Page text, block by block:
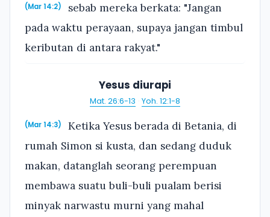
(Mar 14:2)
sebab mereka berkata: "Jangan
pada waktu perayaan, supaya jangan timbul
keributan di antara rakyat."
Yesus diurapi
Mat. 26:6-13 · Yoh. 12:1-8
(Mar 14:3)
Ketika Yesus berada di Betania, di
rumah Simon si kusta, dan sedang duduk
makan, datanglah seorang perempuan
membawa suatu buli-buli pualam berisi
minyak narwastu murni yang mahal